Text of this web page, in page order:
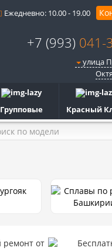
Ежедневно: 10.00 - 19.00
+7 (993) 041-
улица
Групповые Красный